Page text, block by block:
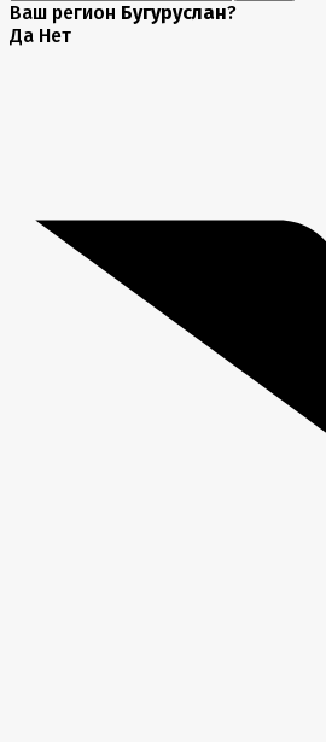
Ваш регион Бугуруслан?
Да Нет